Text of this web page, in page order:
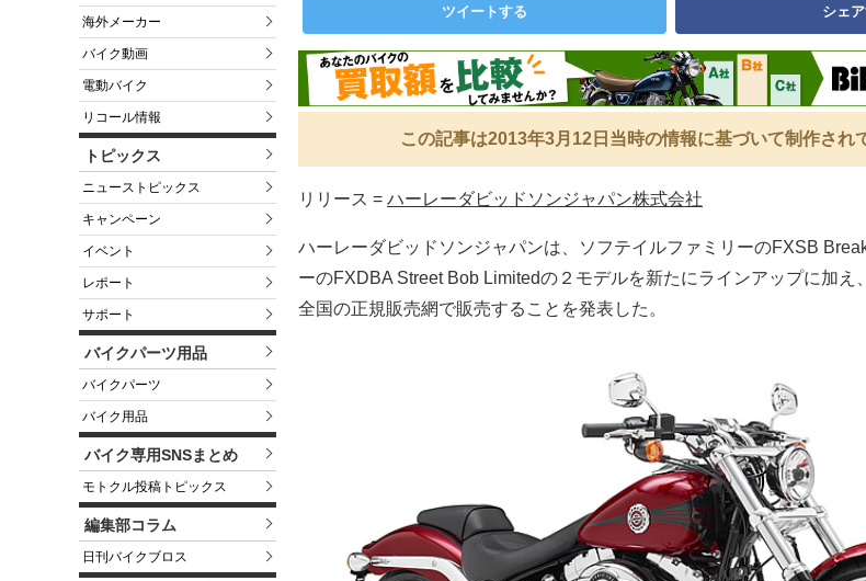
海外メーカー
バイク動画
電動バイク
リコール情報
トピックス
ニューストピックス
キャンペーン
イベント
レポート
サポート
バイクパーツ用品
バイクパーツ
バイク用品
バイク専用SNSまとめ
モトクル投稿トピックス
編集部コラム
日刊バイクブロス
ツイートする シェ
この記事は2013年3月12日当時の情報に基づいて制作され
リリース = ハーレーダビッドソンジャパン株式会社
ハーレーダビッドソンジャパンは、ソフテイルファミリーのFXSB
ーのFXDBA Street Bob Limitedの２モデルを新たにラインアップに加え
全国の正規販売網で販売することを発表した。